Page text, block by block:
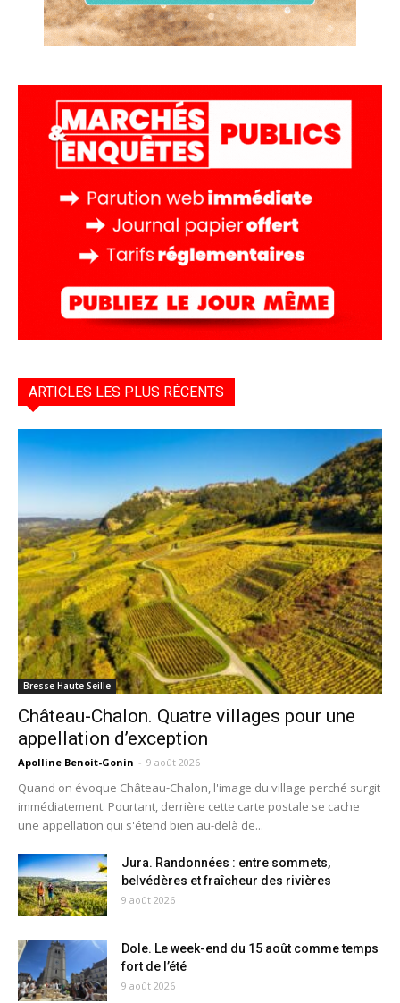
ARTICLES LES PLUS RÉCENTS
Bresse Haute Seille
Château-Chalon. Quatre villages pour une
appellation d’exception
Apolline Benoit-Gonin - 9 août 2026
Quand on évoque Château-Chalon, l'image du village perché surgit
immédiatement. Pourtant, derrière cette carte postale se cache
une appellation qui s'étend bien au-delà de...
Jura. Randonnées : entre sommets,
belvédères et fraîcheur des rivières
9 août 2026
Dole. Le week-end du 15 août comme temps
fort de l’été
9 août 2026